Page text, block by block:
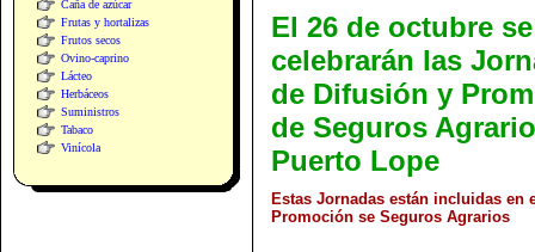
Caña de azúcar
Frutas y hortalizas
Frutos secos
Ovino-caprino
Lácteo
Herbáceos
Suministros
Tabaco
Vinícola
El 26 de octubre se
celebrarán las
de Difusión y
de Seguros
Puerto Lope
Estas Jornadas están incluidas en
Promoción se Seguros Agrarios